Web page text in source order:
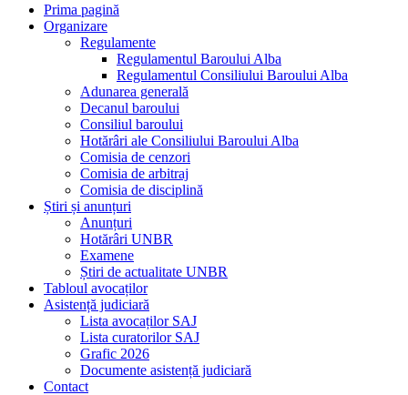
Prima pagină
Organizare
Regulamente
Regulamentul Baroului Alba
Regulamentul Consiliului Baroului Alba
Adunarea generală
Decanul baroului
Consiliul baroului
Hotărâri ale Consiliului Baroului Alba
Comisia de cenzori
Comisia de arbitraj
Comisia de disciplină
Știri și anunțuri
Anunțuri
Hotărâri UNBR
Examene
Știri de actualitate UNBR
Tabloul avocaților
Asistență judiciară
Lista avocaților SAJ
Lista curatorilor SAJ
Grafic 2026
Documente asistență judiciară
Contact